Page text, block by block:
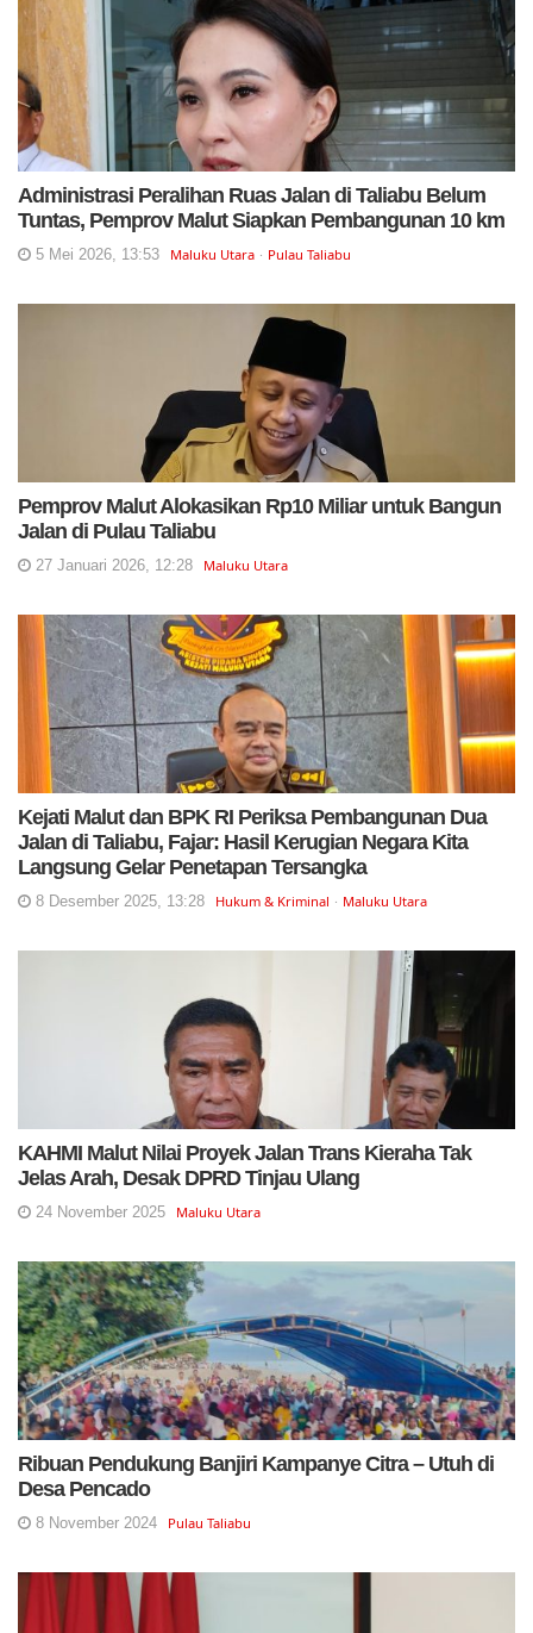
Administrasi Peralihan Ruas Jalan di Taliabu Belum
Tuntas, Pemprov Malut Siapkan Pembangunan 10 km
5 Mei 2026, 13:53 Maluku Utara Pulau Taliabu
Pemprov Malut Alokasikan Rp10 Miliar untuk Bangun
Jalan di Pulau Taliabu
27 Januari 2026, 12:28 Maluku Utara
Kejati Malut dan BPK RI Periksa Pembangunan Dua
Jalan di Taliabu, Fajar: Hasil Kerugian Negara Kita
Langsung Gelar Penetapan Tersangka
8 Desember 2025, 13:28 Hukum & Kriminal Maluku Utara
KAHMI Malut Nilai Proyek Jalan Trans Kieraha Tak
Jelas Arah, Desak DPRD Tinjau Ulang
24 November 2025 Maluku Utara
Ribuan Pendukung Banjiri Kampanye Citra – Utuh di
Desa Pencado
8 November 2024 Pulau Taliabu